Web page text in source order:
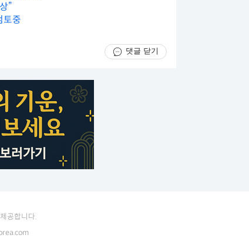
”
토중
댓글 닫기
공합니다.